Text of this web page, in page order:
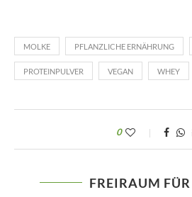
MOLKE PFLANZLICHE ERNÄHRUNG
PROTEINPULVER VEGAN WHEY
0
FREIRAUM